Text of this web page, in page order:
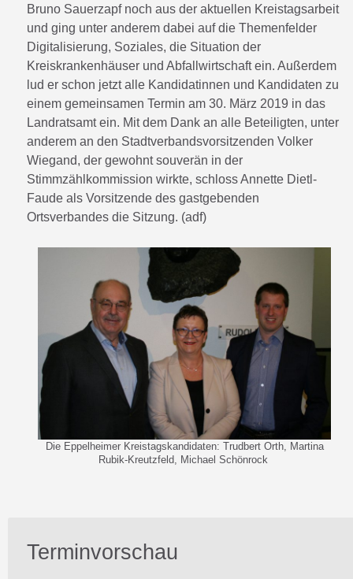
Bruno Sauerzapf noch aus der aktuellen Kreistagsarbeit
und ging unter anderem dabei auf die Themenfelder
Digitalisierung, Soziales, die Situation der
Kreiskrankenhäuser und Abfallwirtschaft ein. Außerdem
lud er schon jetzt alle Kandidatinnen und Kandidaten zu
einem gemeinsamen Termin am 30. März 2019 in das
Landratsamt ein. Mit dem Dank an alle Beteiligten, unter
anderem an den Stadtverbandsvorsitzenden Volker
Wiegand, der gewohnt souverän in der
Stimmzählkommission wirkte, schloss Annette Dietl-
Faude als Vorsitzende des gastgebenden
Ortsverbandes die Sitzung. (adf)
Die Eppelheimer Kreistagskandidaten: Trudbert Orth, Martina
Rubik-Kreutzfeld, Michael Schönrock
Terminvorschau